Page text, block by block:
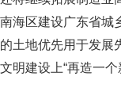
海区建设广东省城
土地优先用于发展
明建设上“再造一个